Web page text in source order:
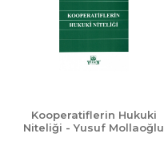
Kooperatiflerin Hukuki
Niteliği - Yusuf Mollaoğlu